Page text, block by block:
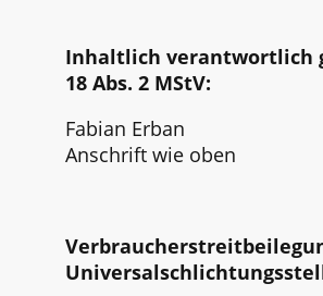
Inhaltlich verantwortlich
18 Abs. 2 MStV:
Fabian Erban
Anschrift wie oben